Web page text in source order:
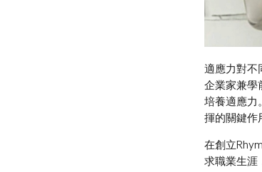
適應力對不
企業家兼學
培養適應力
揮的關鍵作
在創立
求職業生涯